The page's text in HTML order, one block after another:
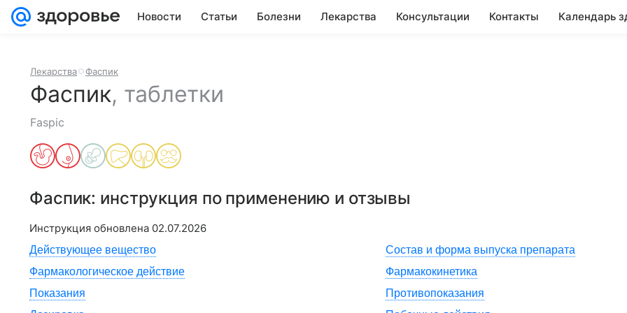
Новости Статьи Болезни Лекарства Консультации Контакты Календарь
Лекарства Фаспик
Фаспик, таблетки
Faspic
Фаспик: инструкция по применению и отзывы
Инструкция обновлена 02.07.2026
Действующее вещество
Состав и форма выпуска препарата
Фармакологическое действие
Фармакокинетика
Показания
Противопоказания